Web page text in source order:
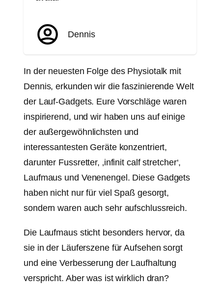
Dennis
In der neuesten Folge des Physiotalk mit
Dennis, erkunden wir die faszinierende Welt
der Lauf-Gadgets. Eure Vorschläge waren
inspirierend, und wir haben uns auf einige
der außergewöhnlichsten und
interessantesten Geräte konzentriert,
darunter Fussretter, ‚infinit calf stretcher‘,
Laufmaus und Venenengel. Diese Gadgets
haben nicht nur für viel Spaß gesorgt,
sondern waren auch sehr aufschlussreich.
Die Laufmaus sticht besonders hervor, da
sie in der Läuferszene für Aufsehen sorgt
und eine Verbesserung der Laufhaltung
verspricht. Aber was ist wirklich dran?